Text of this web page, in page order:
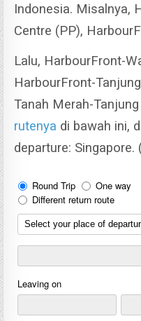
Indonesia. Misalnya,
Centre (PP),
Lalu, HarbourFront-
HarbourFront-
Tanah Merah-
rutenya di bawah ini,
departure: Singapore.